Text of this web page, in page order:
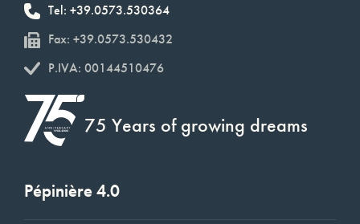
Tel: +39.0573.530364
Fax: +39.0573.530432
P.IVA: 00144510476
75 Years of growing dreams
Pépinière 4.0